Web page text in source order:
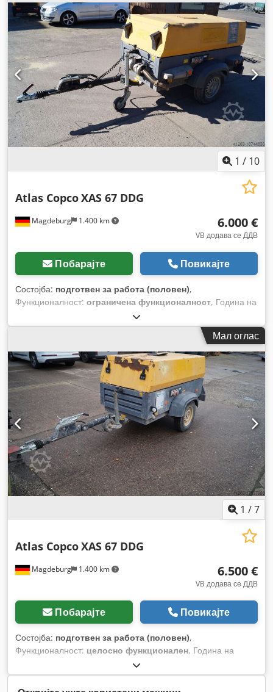
1 / 10
Magdeburg 1.400 km
Atlas CopcoXAS 67 DDG
6.000 €
VB додава се ДДВ
Побарајте Повикајте
Состојба: подготвен за работа (половен),
Функционалност: ограничена функционалност, Година на
, работни часови:
за сажење,
Мал оглас
1 /7
Magdeburg 1.400 km
Atlas CopcoXAS 67 DDG
6.500 €
VB додава се ДДВ
Побарајте Повикајте
Состојба: подготвен за работа (половен),
Функционалност: целосно функционален, Година на
, работни часови: